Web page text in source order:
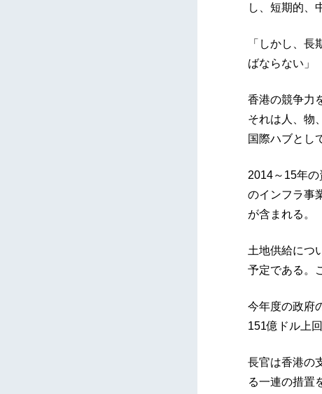
し、短期的、
「しかし、
ばならない」
香港の競争力
それは人、物
国際ハブとし
2014～15年
のインフラ事
が含まれる。
土地供給につ
予定である。
今年度の政府
151億ドル上回
長官は香港の
る一連の措置